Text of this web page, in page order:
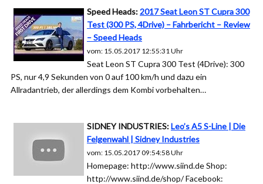
Speed Heads:2017 Seat Leon ST Cupra 300
Test (300 PS, 4Drive) – Fahrbericht – Review
– Speed Heads
vom: 15.05.2017 12:55:31 Uhr
Seat Leon ST Cupra 300 Test (4Drive): 300
PS, nur 4,9 Sekunden von 0 auf 100 km/h und dazu ein
Allradantrieb, der allerdings dem Kombi vorbehalten…
SIDNEY INDUSTRIES:Leo’s A5 S-Line | Die
Felgenwahl | Sidney Industries
vom: 15.05.2017 09:54:58 Uhr
Homepage: http://www.siind.de Shop:
http://www.siind.de/shop/ Facebook: